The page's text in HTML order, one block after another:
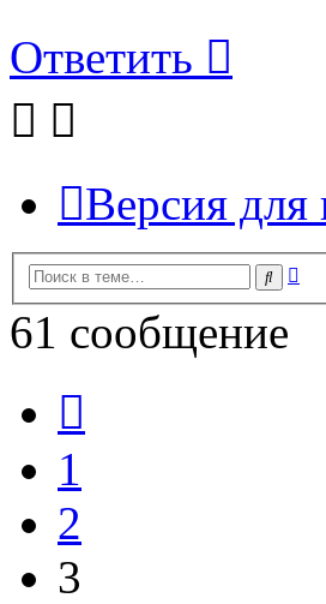
Ответить
Версия для
Поиск
61 сообщение
1
2
3